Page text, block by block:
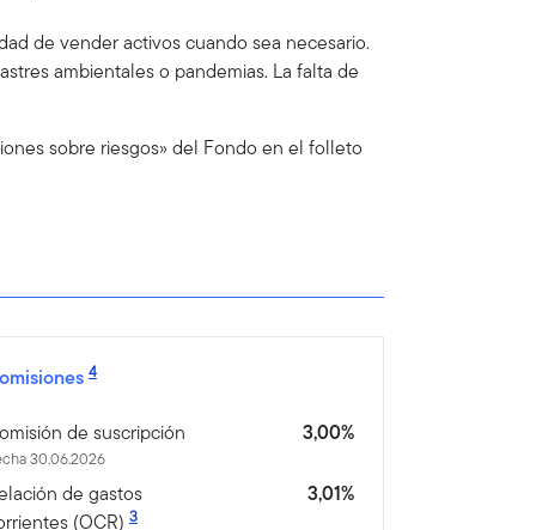
de vender activos cuando sea necesario.
ambientales o pandemias. La falta de
sobre riesgos» del Fondo en el folleto
4
de suscripción
30.06.2026
3,00%
de gastos
(OCR) 3
3,01%